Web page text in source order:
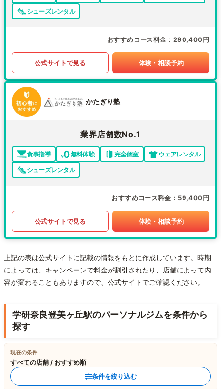
シューズレンタル
おすすめコース料金 290,400円
公式サイトで見る 体験・相談予約
かたぎり塾
業界店舗数No.1
食事指導 無料体験 完全個室
ウェアレンタル
シューズレンタル
おすすめコース料金 59,400円
公式サイトで見る 体験・相談予約
上記の表は公式サイトに記載の情報をもとに作成しています。時期
によっては、キャンペーンで料金が割引されたり、店舗によって内
容が変わることもありますので、公式サイトでご確認ください。
学研奈良登美ヶ丘駅のパーソナルジムを条件から
探す
現在の条件
すべての店舗 / おすすめ順
条件を絞り込む